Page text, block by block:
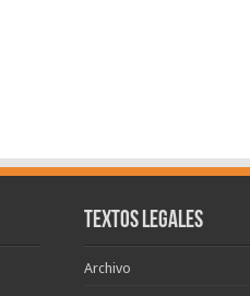
Textos legales
Archivo